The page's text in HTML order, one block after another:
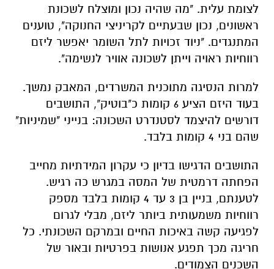
לצומת עלית. "מה שהיה נכון ומוצלח לשכונת
ראשונים, נכון שבעתיים לקריניצי החנוקה", טוענים
המתנגדים. "ניוד זכויות לתל השומר יאפשר ליזם
רווחיות ראויה וייתן לשכונה אוויר לנשימה".
למרות הנסיגה מתוכנית המשרדים, המאבק נמשך.
בעוד היזם הציע 6 קומות כ"בוטיק", התושבים
דורשים להיצמד לסטנדרט השכונה: בנייני "שמיניות"
שהם בני 4 קומות בלבד.
התושבים הדגישו בדיון כי עקרון המידתיות מחייב
הפחתה דרמטית של המסה במגרש כה רגיש.
לטענתם, בניין בן 3 עד 4 קומות בלבד מספק
רווחיות משמעותית ביותר ליזם, מבלי לגרום
לפגיעה קשה באיכות החיים ובמרקם השכונתי. כל
חריגה מכך תפגע אנושות בפרטיות ובאור של
השכנים הצמודים.